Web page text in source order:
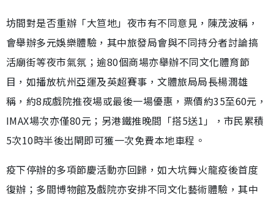
坊間對是否重辦「大笪地」夜市有不同意見，陳茂波稱，
會舉辦多元娛樂體驗，其中旅發局會與不同持分者討論搞
活廟街等夜市氣氛；逾80個商場亦舉辦不同文化體育節
目，如播放杭州亞運及英超賽事，文體旅局局長楊潤雄
稱，約8成戲院推夜場或最後一場優惠，票價約35至60元，
IMAX場次亦僅80元；另港鐵推晚間「搭5送1」，市民累積
5次10時半後出閘即可獲一次免費本地車程。
疫下停辦的多項節慶活動亦回歸，如大坑舞火龍疫後首度
復辦；多間博物館及戲院亦安排不同文化藝術體驗，其中